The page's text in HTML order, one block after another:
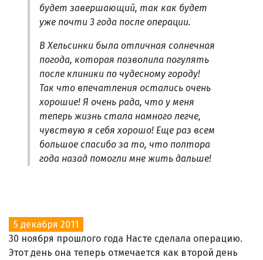
будет завершающий, так как будет
уже почти 3 года после операции.
В Хельсинки была отличная солнечная
погода, которая позволила погулять
после клиники по чудесному городу!
Так что впечатления остались очень
хорошие! Я очень рада, что у меня
теперь жизнь стала намного легче,
чувствую я себя хорошо! Еще раз всем
большое спасибо за то, что полтора
года назад помогли мне жить дальше!
5 декабря 2011
30 ноября прошлого года Насте сделала операцию.
Этот день она теперь отмечается как второй день